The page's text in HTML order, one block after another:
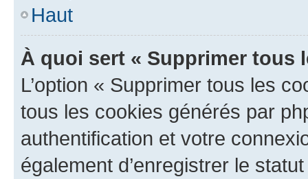
Haut
À quoi sert « Supprimer tous
L’option « Supprimer tous les
tous les cookies générés par
authentification et votre
également d’enregistrer le